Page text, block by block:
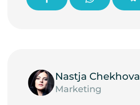
Nastja Chekhova
Marketing